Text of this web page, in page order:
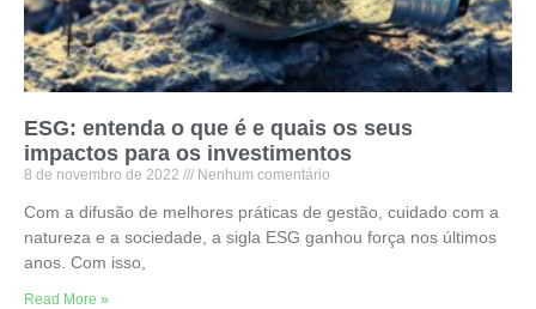
ESG: entenda o que é e quais os seus
impactos para os investimentos
8 de novembro de 2022 Nenhum comentário
Com a difusão de melhores práticas de gestão, cuidado com a
natureza e a sociedade, a sigla ESG ganhou força nos últimos
anos. Com isso,
Read More »